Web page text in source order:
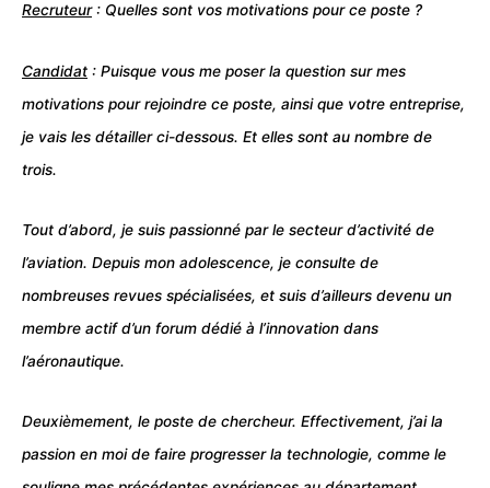
Recruteur: Quelles sont vos motivations pour ce poste ?
Candidat : Puisque vous me poser la question sur mes
motivations pour rejoindre ce poste, ainsi que votre entreprise,
je vais les détailler ci-dessous. Et elles sont au nombre de
trois.
Tout d’abord, je suis passionné par le secteur d’activité de
l’aviation. Depuis mon adolescence, je consulte de
nombreuses revues spécialisées, et suis d’ailleurs devenu un
membre actif d’un forum dédié à l’innovation dans
l’aéronautique.
Deuxièmement, le poste de chercheur. Effectivement, j’ai la
passion en moi de faire progresser la technologie, comme le